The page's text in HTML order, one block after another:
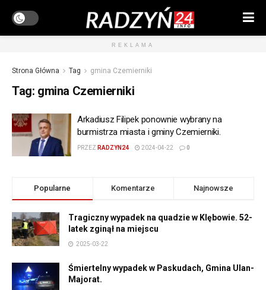
REKLAMA
Strona Główna Tag gmina Czemierniki
Tag: gmina Czemierniki
Arkadiusz Filipek ponownie wybrany na
burmistrza miasta i gminy Czemierniki.
PRZEZ RADZYN24 2024-04-22 0
Popularne Komentarze Najnowsze
Tragiczny wypadek na quadzie w Klębowie. 52-
latek zginął na miejscu
2025-03-22
Śmiertelny wypadek w Paskudach, Gmina Ulan-
Majorat.